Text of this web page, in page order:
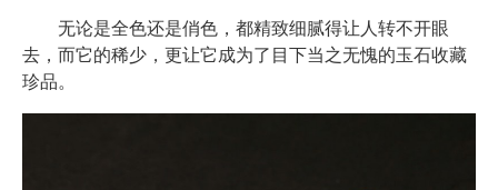
无论是全色还是俏色，都精致细腻得让人转不开眼
去，而它的稀少，更让它成为了目下当之无愧的玉石收藏
珍品。